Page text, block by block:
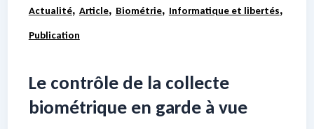
Actualité, Article, Biométrie, Informatique et libertés,
Publication
Le contrôle de la collecte
biométrique en garde à vue